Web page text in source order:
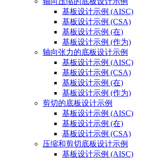
基板设计示例 (AISC)
基板设计示例 (CSA)
基板设计示例 (在)
基板设计示例 (作为)
轴向张力的底板设计示例
基板设计示例 (AISC)
基板设计示例 (CSA)
基板设计示例 (在)
基板设计示例 (作为)
剪切的底板设计示例
基板设计示例 (AISC)
基板设计示例 (在)
基板设计示例 (CSA)
压缩和剪切底板设计示例
基板设计示例 (AISC)